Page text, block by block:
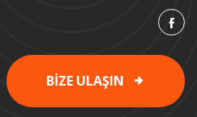
BİZE ULAŞIN